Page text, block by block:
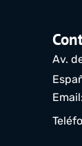
Av.